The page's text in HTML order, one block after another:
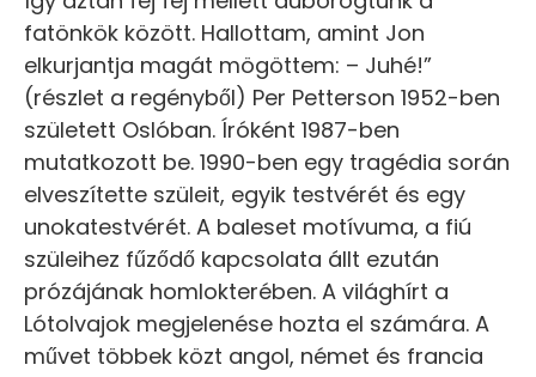
fatönkök között. Hallottam, amint Jon
elkurjantja magát mögöttem: – Juhé!”
(részlet a regényből) Per Petterson 1952-ben
született Oslóban. Íróként 1987-ben
mutatkozott be. 1990-ben egy tragédia során
elveszítette szüleit, egyik testvérét és egy
unokatestvérét. A baleset motívuma, a fiú
szüleihez fűződő kapcsolata állt ezután
prózájának homlokterében. A világhírt a
Lótolvajok megjelenése hozta el számára. A
művet többek közt angol, német és francia